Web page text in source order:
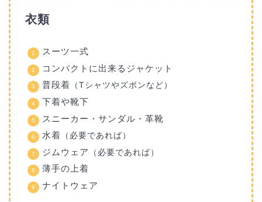
衣類
スーツ一式
コンパクトに出来るジャケット
普段着 （Tシャツやズボンなど）
下着や靴下
スニーカー・サンダル・革靴
水着 （必要であれば）
ジムウェア （必要であれば）
薄手の上着
ナイトウェア